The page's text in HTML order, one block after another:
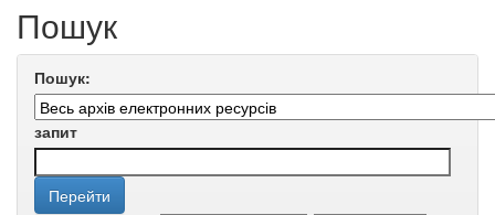
Пошук
Пошук:
запит